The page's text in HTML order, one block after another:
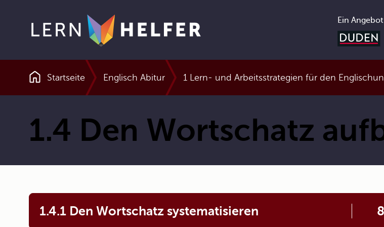
Ein
Pfadnavigation
Startseite Englisch Abitur 1 Lern- und Arbeitsstrategien für den
1.4 Den Wortschatz
1.4.1 Den Wortschatz systematisieren 8